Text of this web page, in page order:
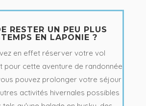
RESTER UN PEU PLUS
EN LAPONIE ?
en effet réserver votre vol
pour cette aventure de randonnée
pouvez prolonger votre séjour
activités hivernales possibles